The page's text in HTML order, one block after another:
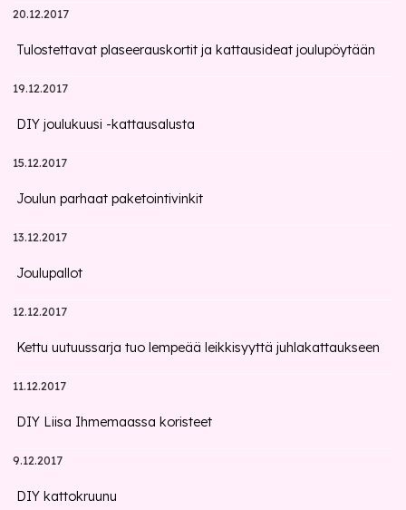
20.12.2017
Tulostettavat plaseerauskortit ja kattausideat joulupöytään
19.12.2017
DIY joulukuusi -kattausalusta
15.12.2017
Joulun parhaat paketointivinkit
13.12.2017
Joulupallot
12.12.2017
Kettu uutuussarja tuo lempeää leikkisyyttä juhlakattaukseen
11.12.2017
DIY Liisa Ihmemaassa koristeet
9.12.2017
DIY kattokruunu